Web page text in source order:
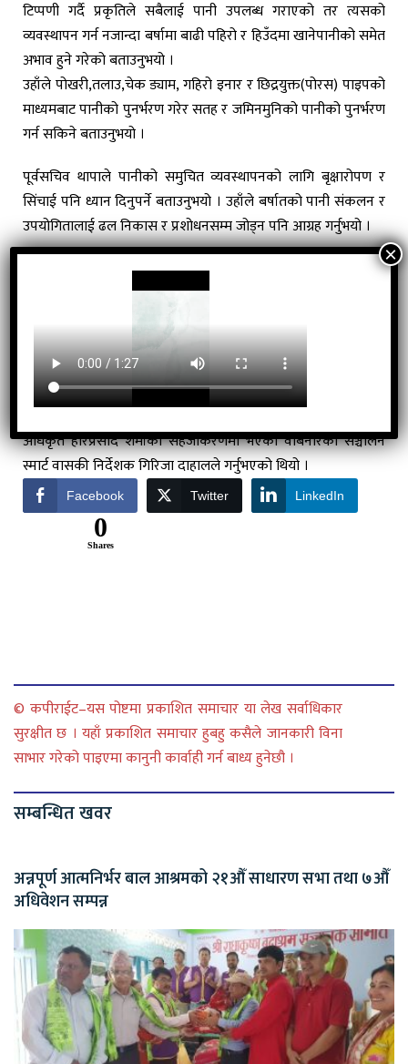
टिप्पणी गर्दै प्रकृतिले सबैलाई पानी उपलब्ध गराएको तर त्यसको
व्यवस्थापन गर्न नजान्दा बर्षामा बाढी पहिरो र हिउँदमा खानेपानीको समेत
अभाव हुने गरेको बताउनुभयो ।
उहाँले पोखरी,तलाउ,चेक ड्याम, गहिरो इनार र छिद्रयुक्त(पोरस) पाइपको
माध्यमबाट पानीको पुनर्भरण गरेर सतह र जमिनमुनिको पानीको पुनर्भरण
गर्न सकिने बताउनुभयो ।
पूर्वसचिव थापाले पानीको समुचित व्यवस्थापनको लागि बृक्षारोपण र
सिंचाई पनि ध्यान दिनुपर्ने बताउनुभयो । उहाँले बर्षातको पानी संकलन र
उपयोगितालाई ढल निकास र प्रशोधनसम्म जोड्न पनि आग्रह गर्नुभयो ।
कार्यक्रममा स्वागत मन्तव्य प्रकट गर्दै पूर्वमन्त्री गणेश साहले प्रकृतिले
सित्तैमा दिएको स्वच्छ पानीको उपयोग गर्न नजानेर नेपालका धेरै स्थानमा
स्रोतको उपयोग गरेर लाभ लिन सबैलाई आग्रह गर्नुभयो । उहाँले
आकाशबाट आएको पानी एकथोपा पनि खेर जान दिन नहुने बताउनुभयो
। उहाँले बर्षातको पानी व्यवस्थापनले नेपाल र भारत दुवैलाई बाढी
अधिकृत हरिप्रसाद शर्माको सहजीकरणमा भएको वेबिनारको सञ्चालन
स्मार्ट वासकी निर्देशक गिरिजा दाहालले गर्नुभएको थियो ।
Facebook Twitter LinkedIn
0
Shares
© कपीराईट–यस पोष्टमा प्रकाशित समाचार या लेख सर्वाधिकार
सुरक्षीत छ । यहाँ प्रकाशित समाचार हुबहु कसैले जानकारी विना
साभार गरेको पाइएमा कानुनी कार्वाही गर्न बाध्य हुनेछौ ।
सम्बन्धित खवर
अन्नपूर्ण आत्मनिर्भर बाल आश्रमको २१औँ साधारण सभा तथा ७औँ
अधिवेशन सम्पन्न